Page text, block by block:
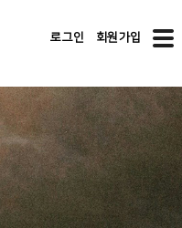
로그인 회원가입